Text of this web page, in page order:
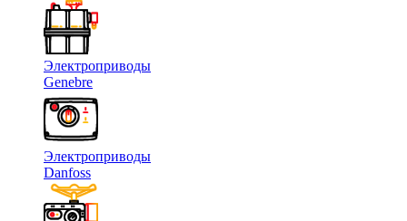
Электроприводы
Genebre
Электроприводы
Danfoss